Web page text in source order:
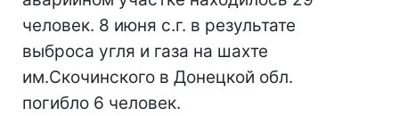
человек. 8 июня с.г. в результате
выброса угля и газа на шахте
им.Скочинского в Донецкой обл.
погибло 6 человек.